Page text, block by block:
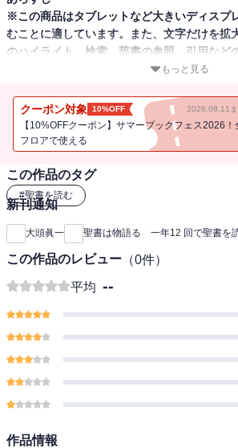
※この商品はタブレットなど大きいディスプ
むことに適しています。また、文字だけを拡
のハイライト、検索、辞書の参照、引用など
《1年で聖書全巻が学べる》
不思議な本、ロダールの『神の物語』が兄貴
が、とてもよく考えられたテキストになって
あなたに。明野キリスト教会（京都）で好評
で聖書を読む会」のテキストが本になりまし
な神と人とのガチンコの関係に焦点を当てて
聖書案内役です。
もっと見る
クーポン対象 10%OFF 2026.08.11
【10%OFFクーポン】サマーブックフェス2026！
フロアで使える
この作品のタグ
#聖書を読む
新刊通知
大頭眞一 聖書は物語る 一年12 回で聖書を
この作品のレビュー （0件）
平均 --
作品情報